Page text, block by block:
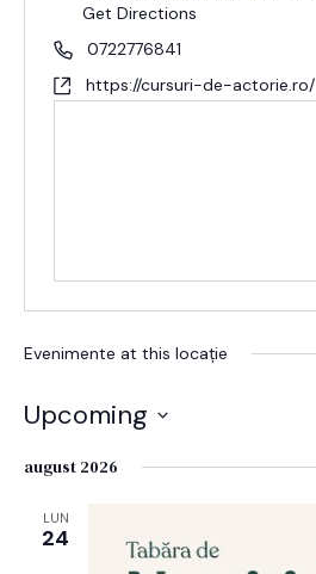
Get Directions
0722776841
https://cursuri-de-actorie.ro/
Evenimente at this locație
Upcoming
data.
august 2026
LUN
24